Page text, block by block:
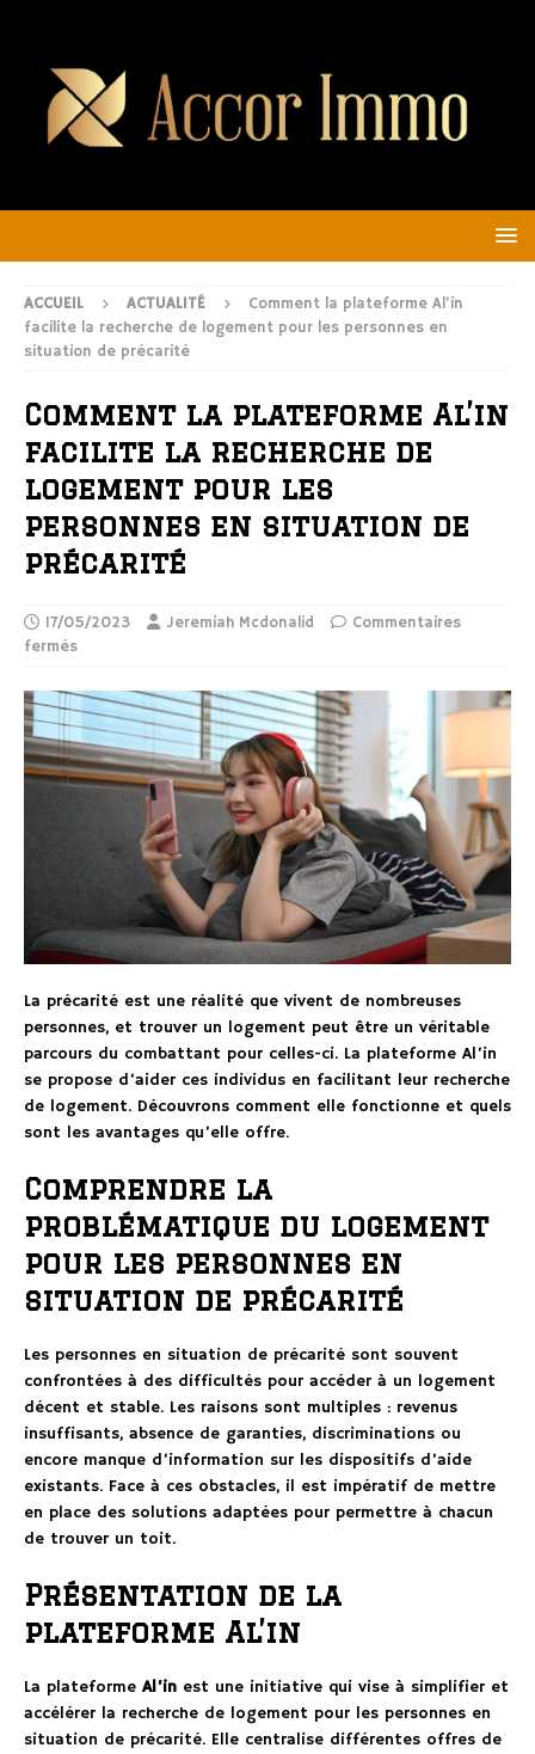
ACCUEIL ACTUALITÉ
Comment la plateforme Al’in
facilite la recherche de logement pour les personnes en
situation de précarité
Comment la plateforme Al’in
facilite la recherche de
logement pour les
personnes en situation de
précarité
17/05/2023 Jeremiah Mcdonalid
Commentaires
fermés
La précarité est une réalité que vivent de nombreuses
personnes, et trouver un logement peut être un véritable
parcours du combattant pour celles-ci. La plateforme Al’in
se propose d’aider ces individus en facilitant leur recherche
de logement. Découvrons comment elle fonctionne et quels
sont les avantages qu’elle offre.
Comprendre la
problématique du logement
pour les personnes en
situation de précarité
Les personnes en situation de précarité sont souvent
confrontées à des difficultés pour accéder à un logement
décent et stable. Les raisons sont multiples : revenus
insuffisants, absence de garanties, discriminations ou
encore manque d’information sur les dispositifs d’aide
existants. Face à ces obstacles, il est impératif de mettre
en place des solutions adaptées pour permettre à chacun
de trouver un toit.
Présentation de la
plateforme Al’in
La plateforme Al’in est une initiative qui vise à simplifier et
accélérer la recherche de logement pour les personnes en
situation de précarité. Elle centralise différentes offres de